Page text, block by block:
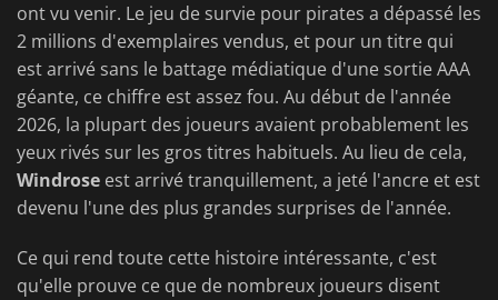
ont vu venir. Le jeu de survie pour pirates a dépassé les
2 millions d'exemplaires vendus, et pour un titre qui
est arrivé sans le battage médiatique d'une sortie AAA
géante, ce chiffre est assez fou. Au début de l'année
2026, la plupart des joueurs avaient probablement les
yeux rivés sur les gros titres habituels. Au lieu de cela,
Windrose est arrivé tranquillement, a jeté l'ancre et est
devenu l'une des plus grandes surprises de l'année.
Ce qui rend toute cette histoire intéressante, c'est
qu'elle prouve ce que de nombreux joueurs disent